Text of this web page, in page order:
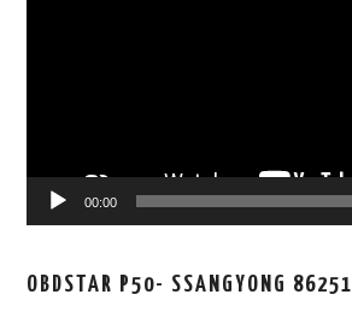
00:00
OBDSTAR P50- SSANGYONG 86251